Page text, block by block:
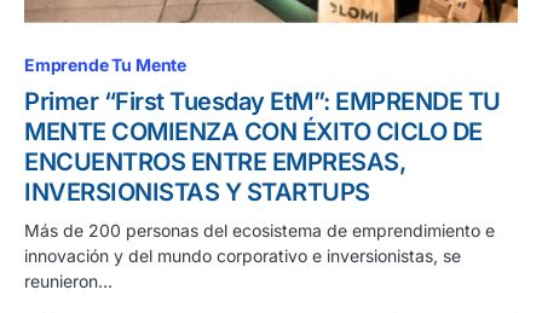
Emprende Tu Mente
Primer “First Tuesday EtM”: EMPRENDE TU
MENTE COMIENZA CON ÉXITO CICLO DE
ENCUENTROS ENTRE EMPRESAS,
INVERSIONISTAS Y STARTUPS
Más de 200 personas del ecosistema de emprendimiento e
innovación y del mundo corporativo e inversionistas, se
reunieron…